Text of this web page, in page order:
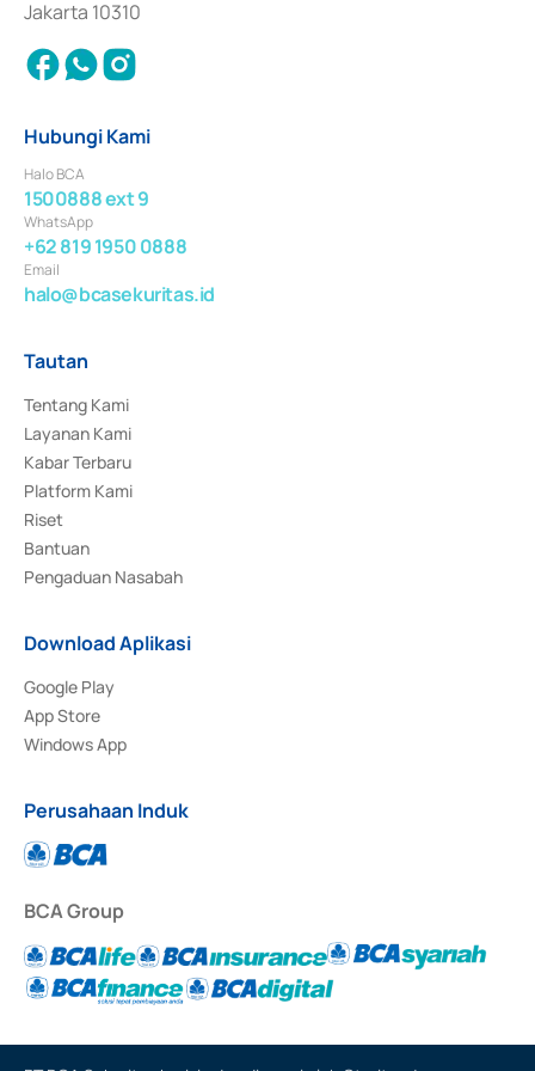
Jakarta 10310
Hubungi Kami
Halo BCA
1500888 ext 9
WhatsApp
+62 819 1950 0888
Email
halo@bcasekuritas.id
Tautan
Tentang Kami
Layanan Kami
Kabar Terbaru
Platform Kami
Riset
Bantuan
Pengaduan Nasabah
Download Aplikasi
Google Play
App Store
Windows App
Perusahaan Induk
BCA Group